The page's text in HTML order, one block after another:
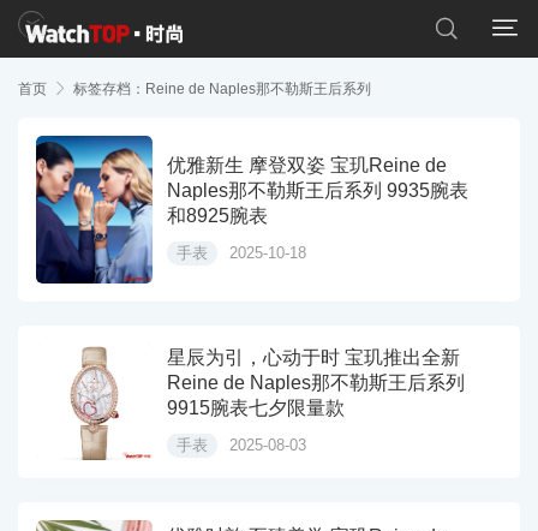


首页  标签存档：Reine de Naples那不勒斯王后系列
优雅新生 摩登双姿 宝玑Reine de
Naples那不勒斯王后系列 9935腕表
和8925腕表
手表 2025-10-18
星辰为引，心动于时 宝玑推出全新
Reine de Naples那不勒斯王后系列
9915腕表七夕限量款
手表 2025-08-03